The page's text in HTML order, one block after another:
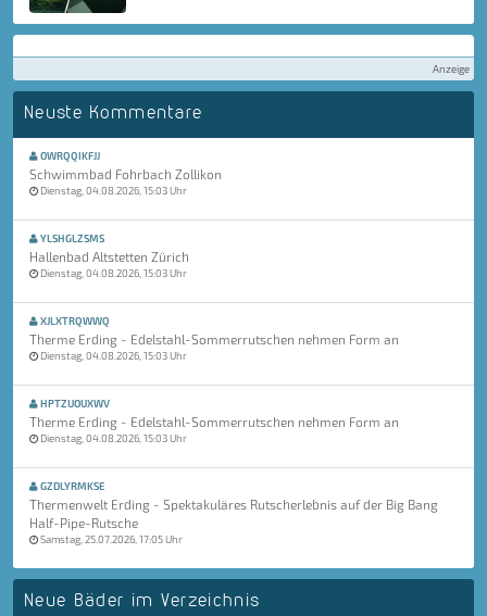
Anzeige
Neuste Kommentare
OWRQQIKFJJ
Schwimmbad Fohrbach Zollikon
Dienstag, 04.08.2026, 15:03 Uhr
YLSHGLZSMS
Hallenbad Altstetten Zürich
Dienstag, 04.08.2026, 15:03 Uhr
XJLXTRQWWQ
Therme Erding - Edelstahl-Sommerrutschen nehmen Form an
Dienstag, 04.08.2026, 15:03 Uhr
HPTZUOUXWV
Therme Erding - Edelstahl-Sommerrutschen nehmen Form an
Dienstag, 04.08.2026, 15:03 Uhr
GZDLYRMKSE
Thermenwelt Erding - Spektakuläres Rutscherlebnis auf der Big Bang
Half-Pipe-Rutsche
Samstag, 25.07.2026, 17:05 Uhr
Neue Bäder im Verzeichnis